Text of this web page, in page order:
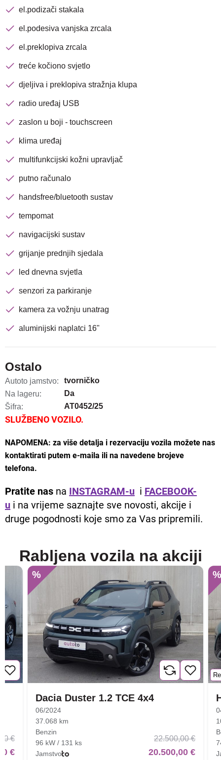
el.podizači stakala
el.podesiva vanjska zrcala
el.preklopiva zrcala
treće kočiono svjetlo
djeljiva i preklopiva stražnja klupa
radio uređaj USB
zaslon u boji - touchscreen
klima uređaj
multifunkcijski kožni upravljač
putno računalo
handsfree/bluetooth sustav
tempomat
navigacijski sustav
grijanje prednjih sjedala
led dnevna svjetla
senzori za parkiranje
kamera za vožnju unatrag
aluminijski naplatci 16"
Ostalo
Autoto jamstvo:
tvorničko
Na lageru:
Da
Šifra:
AT0452/25
SLUŽBENO VOZILO.
NAPOMENA: za više detalja i rezervaciju vozila možete nas
kontaktirati putem e-maila ili na navedene brojeve
telefona.
Pratite nas na INSTAGRAM-u i FACEBOOK-
u i na vrijeme saznajte sve novosti, akcije i
druge pogodnosti koje smo za Vas pripremili.
Rabljena vozila na akciji
€
€
%
Dacia Duster 1.2 TCE 4x4
06/2024
37.068 km
Benzin
96 kW / 131 ks
Jamstvo
22.500,00 €
20.500,00 €
Nova lokacija - Slavonska
avenija 102, Resnik
Traži